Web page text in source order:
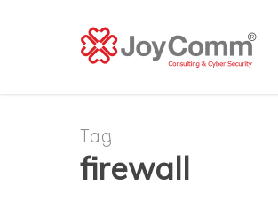
Tag
firewall